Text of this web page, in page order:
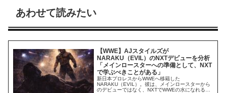
あわせて読みたい
【WWE】AJスタイルズが
NARAKU（EVIL）のNXTデビューを分析
「メインロースターへの準備として、NXT
で学ぶべきことがある」
新日本プロレスからWWEへ移籍した
NARAKU（EVIL）。彼は、メインロースターから
のデビューではなく、NXTでWWEの水になれるこ